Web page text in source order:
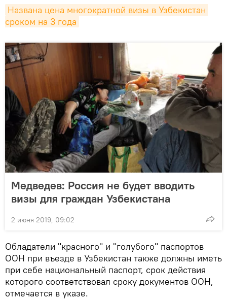
Названа цена многократной визы в Узбекистан
сроком на 3 года
Медведев: Россия не будет вводить
визы для граждан Узбекистана
2 июня 2019, 09:02
Обладатели "красного" и "голубого" паспортов
ООН при въезде в Узбекистан также должны иметь
при себе национальный паспорт, срок действия
которого соответствовал сроку документов ООН,
отмечается в указе.